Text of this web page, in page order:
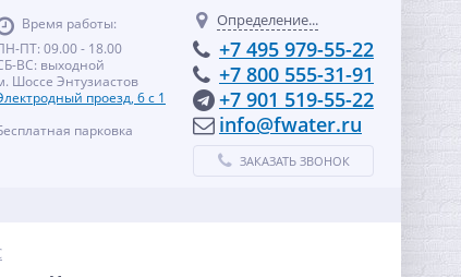
Время работы:
ПТ: 09.00 - 18.00
ВС: выходной
Шоссе Энтузиастов
проезд, 6 с 1
парковка
Определение...
+7 495 979-55-22
+7 800 555-31-91
+7 901 519-55-22
info@fwater.ru
ЗАКАЗАТЬ ЗВОНОК